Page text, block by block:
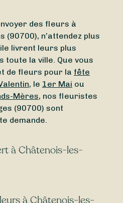
des fleurs à
(90700), n’attendez plus
livrent leurs plus
toute la ville. Que vous
de fleurs pour la fête
, le 1er Mai ou
Mères, nos fleuristes
(90700) sont
demande.
à Châtenois-les-
de Châtenois-les-
à Châtenois-les-